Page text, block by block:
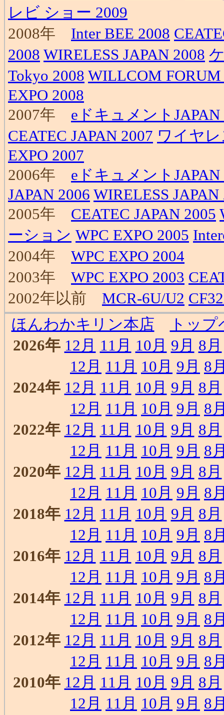
レビ ショー 2009
2008年 Inter BEE 2008
2008 WIRELESS JAPAN 2008
Tokyo 2008 WILLCOM FORUM
EXPO 2008
2007年 eドキュメントJAPAN
CEATEC JAPAN 2007 ワイヤ
EXPO 2007
2006年 eドキュメントJAPAN
JAPAN 2006 WIRELESS JAPAN
2005年 CEATEC JAPAN 2005
ーション WPC EXPO 2005
2004年 WPC EXPO 2004
2003年 WPC EXPO 2003
2002年以前 MCR-6U/U2
ほんわかキリン本店
トッ
2026年 12月 11月 10月 9月 8月
12月 11月 10月 9月 8
2024年 12月 11月 10月 9月 8月
12月 11月 10月 9月 8
2022年 12月 11月 10月 9月 8月
12月 11月 10月 9月 8
2020年 12月 11月 10月 9月 8月
12月 11月 10月 9月 8
2018年 12月 11月 10月 9月 8月
12月 11月 10月 9月 8
2016年 12月 11月 10月 9月 8月
12月 11月 10月 9月 8
2014年 12月 11月 10月 9月 8月
12月 11月 10月 9月 8
2012年 12月 11月 10月 9月 8月
12月 11月 10月 9月 8
2010年 12月 11月 10月 9月 8月
12月 11月 10月 9月 8